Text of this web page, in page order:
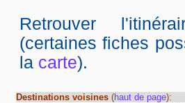
Retrouver
(certaines fiches
la carte).
Destinations voisines (haut de page):